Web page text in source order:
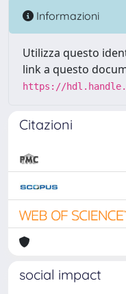
Informazioni
Utilizza questo
link a questo
https://
Citazioni
social impact